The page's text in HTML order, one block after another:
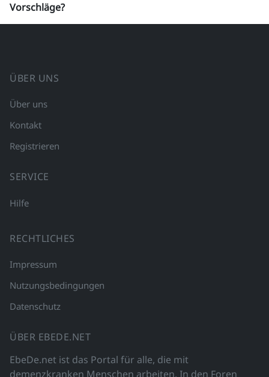
Vorschläge?
ÜBER UNS
Über uns
Kontakt
Registrieren
SERVICE
Hilfe
RECHTLICHES
Impressum
Nutzungsbedingungen
Datenschutz
ÜBER EBEDE.NET
EbeDe.net ist das Portal für alle, die mit
demenzkranken Menschen arbeiten. In den Foren